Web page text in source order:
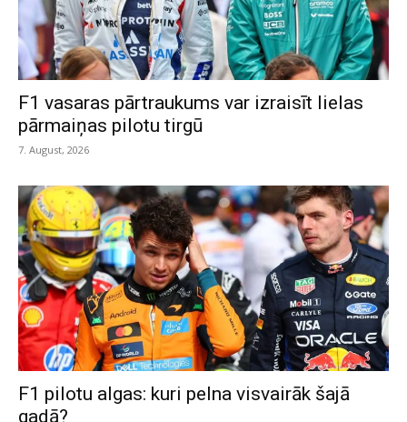
F1 vasaras pārtraukums var izraisīt lielas
pārmaiņas pilotu tirgū
7. August, 2026
F1 pilotu algas: kuri pelna visvairāk šajā
gadā?